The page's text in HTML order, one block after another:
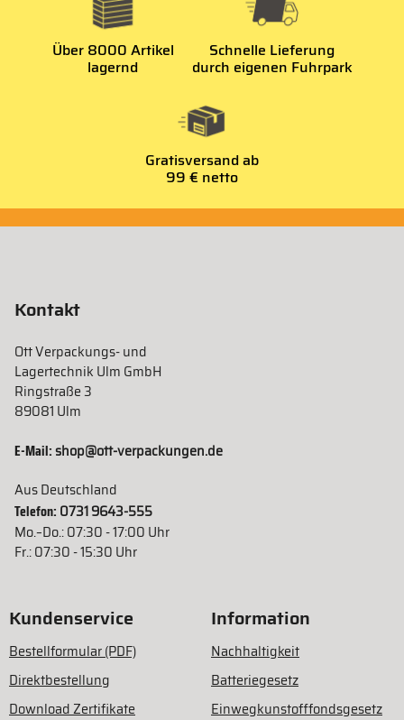
Über 8000 Artikel
lagernd
Schnelle Lieferung
durch eigenen Fuhrpark
Gratisversand ab
99 € netto
Kontakt
Ott Verpackungs- und
Lagertechnik Ulm GmbH
Ringstraße 3
89081 Ulm
E-Mail:shop@ott-verpackungen.de
Aus Deutschland
Telefon: 0731 9643-555
Mo.–Do.: 07:30 - 17:00 Uhr
Fr.: 07:30 - 15:30 Uhr
Kundenservice
Bestellformular (PDF)
Direktbestellung
Download Zertifikate
Information
Nachhaltigkeit
Batteriegesetz
Einwegkunstofffondsgesetz